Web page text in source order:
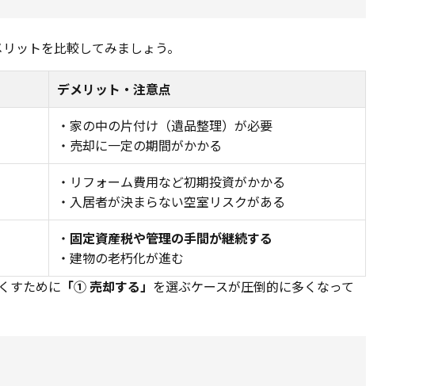
ットを比較してみましょう。
デメリット・注意点
・家の中の片付け（遺品整理）が必要
・売却に一定の期間がかかる
・リフォーム費用など初期投資がかかる
・入居者が決まらない空室リスクがある
・ 固定資産税や管理の手間が継続する
・建物の老朽化が進む
すために 「① 売却する」 を選ぶケースが圧倒的に多くなって